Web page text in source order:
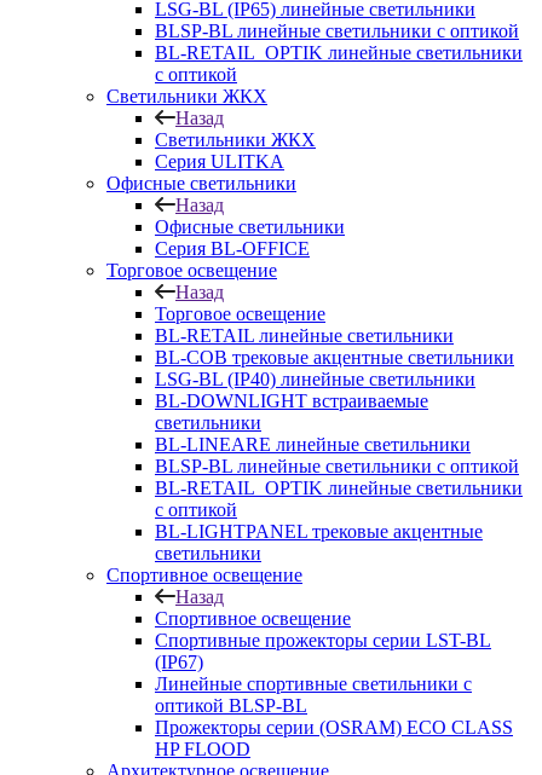
LSG-BL (IP65) линейные светильники
BLSP-BL линейные светильники с оптикой
BL-RETAIL_OPTIK линейные светильники
с оптикой
Светильники ЖКХ
Назад
Светильники ЖКХ
Серия ULITKA
Офисные светильники
Назад
Офисные светильники
Серия BL-OFFICE
Торговое освещение
Назад
Торговое освещение
BL-RETAIL линейные светильники
BL-COB трековые акцентные светильники
LSG-BL (IP40) линейные светильники
BL-DOWNLIGHT встраиваемые
светильники
BL-LINEARE линейные светильники
BLSP-BL линейные светильники с оптикой
BL-RETAIL_OPTIK линейные светильники
с оптикой
BL-LIGHTPANEL трековые акцентные
светильники
Спортивное освещение
Назад
Спортивное освещение
Спортивные прожекторы серии LST-BL
(IP67)
Линейные спортивные светильники с
оптикой BLSP-BL
Прожекторы серии (OSRAM) ECO CLASS
HP FLOOD
Архитектурное освещение